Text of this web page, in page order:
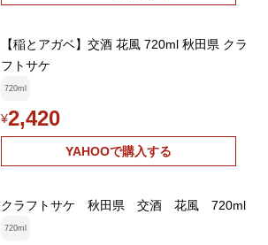
【稲とアガベ】交酒 花風 720ml 秋田県 クラ
フトサケ
720ml
¥2,420
YAHOOで購入する
クラフトサケ 秋田県 交酒 花風 720ml
720ml